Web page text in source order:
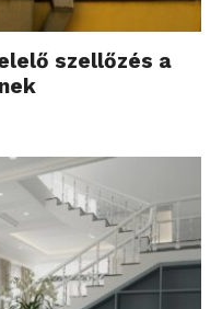
szellőzés a